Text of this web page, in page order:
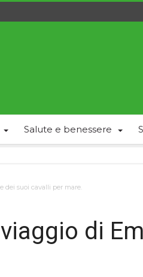
Salute e benessere
dei suoi cavalli per mare.
di